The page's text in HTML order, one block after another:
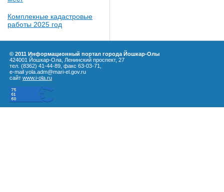
Комплекные кадастровые
работы 2025 год
© 2011 Информационный портал города Йошкар-Олы
424001 Йошкар-Ола, Ленинский проспект, 27
тел. (8362) 41-44-89, факс 63-03-71,
e-mail yola.adm@mari-el.gov.ru
сайт www.i-ola.ru